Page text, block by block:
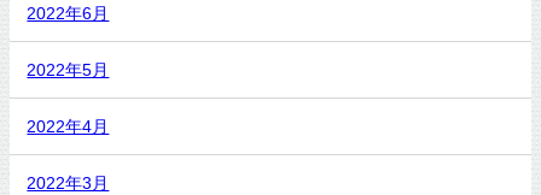
2022年6月
2022年5月
2022年4月
2022年3月